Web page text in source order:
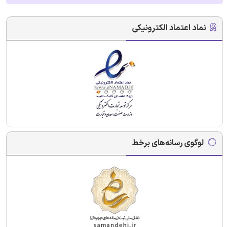
نماد اعتماد الکترونیکی
لوگوی رسانه‌های برخط